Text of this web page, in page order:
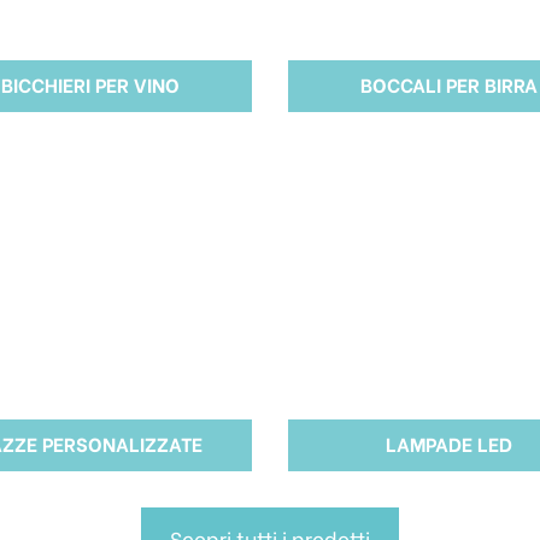
BICCHIERI PER VINO BOCCALI PER BIRRA
PERSONALIZZATE LAMPADE LED